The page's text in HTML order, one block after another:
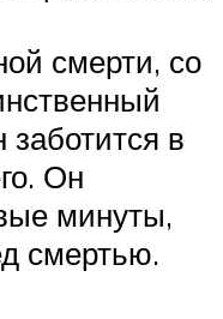
смерти, со
заботится в
Он
минуты,
смертью.